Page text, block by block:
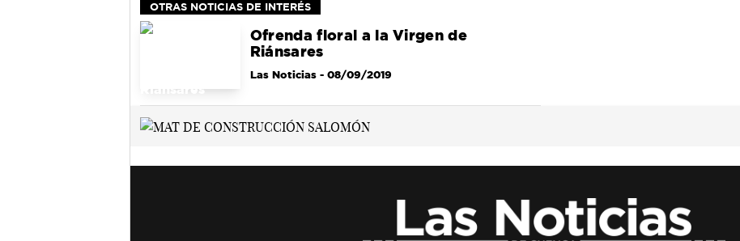
OTRAS NOTICIAS DE INTERÉS
Ofrenda floral a la Virgen de
Riánsares
Las Noticias- 08/09/2019